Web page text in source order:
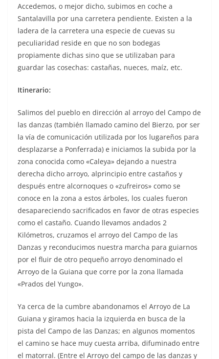
Accedemos, o mejor dicho, subimos en coche a
Santalavilla por una carretera pendiente. Existen a la
ladera de la carretera una especie de cuevas su
peculiaridad reside en que no son bodegas
propiamente dichas sino que se utilizaban para
guardar las cosechas: castañas, nueces, maíz, etc.
Itinerario:
Salimos del pueblo en dirección al arroyo del Campo de
las danzas (también llamado camino del Bierzo, por ser
la vía de comunicación utilizada por los lugareños para
desplazarse a Ponferrada) e iniciamos la subida por la
zona conocida como «Caleya» dejando a nuestra
derecha dicho arroyo, alprincipio entre castaños y
después entre alcornoques o «zufreiros» como se
conoce en la zona a estos árboles, los cuales fueron
desapareciendo sacrificados en favor de otras especies
como el castaño. Cuando llevamos andados 2
Kilómetros, cruzamos el arroyo del Campo de las
Danzas y reconducimos nuestra marcha para guiarnos
por el fluir de otro pequeño arroyo denominado el
Arroyo de la Guiana que corre por la zona llamada
«Prados del Yungo».
Ya cerca de la cumbre abandonamos el Arroyo de La
Guiana y giramos hacia la izquierda en busca de la
pista del Campo de las Danzas; en algunos momentos
el camino se hace muy cuesta arriba, difuminado entre
el matorral. (Entre el Arroyo del campo de las danzas y